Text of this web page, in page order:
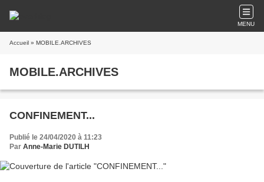
MENU
Accueil » MOBILE.ARCHIVES
MOBILE.ARCHIVES
CONFINEMENT...
Publié le 24/04/2020 à 11:23
Par Anne-Marie DUTILH